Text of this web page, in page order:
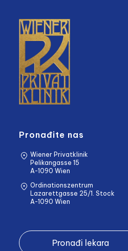
Pronađite nas
Wiener Privatklinik
Pelikangasse 15
A-1090 Wien
Ordinationszentrum
Lazarettgasse 25/1. Stock
A-1090 Wien
Pronađi lekara